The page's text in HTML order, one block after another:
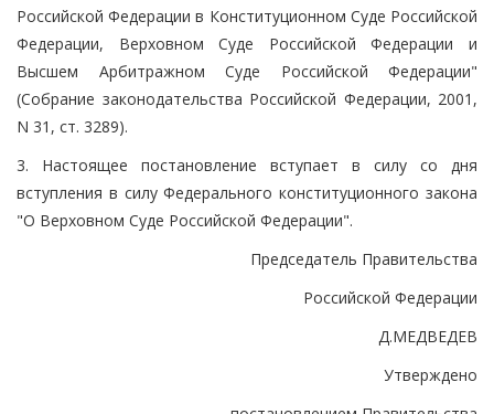
Российской Федерации в Конституционном Суде Российской
Федерации, Верховном Суде Российской Федерации и
Высшем Арбитражном Суде Российской Федерации"
(Собрание законодательства Российской Федерации, 2001,
N 31, ст. 3289).
3. Настоящее постановление вступает в силу со дня
вступления в силу Федерального конституционного закона
"О Верховном Суде Российской Федерации".
Председатель Правительства
Российской Федерации
Д.МЕДВЕДЕВ
Утверждено